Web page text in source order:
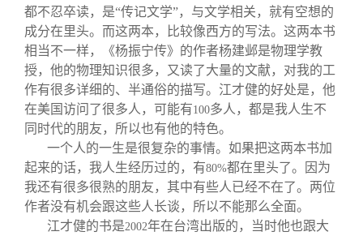
都不忍卒读，是“传记文学”，与文学相关，就有空想的
成分在里头。而这两本，比较像西方的写法。这两本书
相当不一样，《杨振宁传》的作者杨建邺是物理学教
授，他的物理知识很多，又读了大量的文献，对我的工
作有很多详细的、半通俗的描写。江才健的好处是，他
在美国访问了很多人，可能有100多人，都是我人生不
同时代的朋友，所以也有他的特色。
一个人的一生是很复杂的事情。如果把这两本书加
起来的话，我人生经历过的，有80%都在里头了。因为
我还有很多很熟的朋友，其中有些人已经不在了。两位
作者没有机会跟这些人长谈，所以不能那么全面。
江才健的书是2002年在台湾出版的，当时他也跟大